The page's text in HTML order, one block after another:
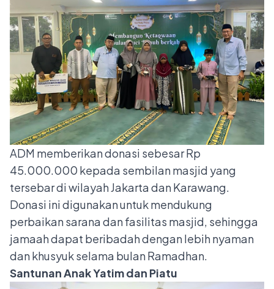
ADM memberikan donasi sebesar Rp
45.000.000 kepada sembilan masjid yang
tersebar di wilayah Jakarta dan Karawang.
Donasi ini digunakan untuk mendukung
perbaikan sarana dan fasilitas masjid, sehingga
jamaah dapat beribadah dengan lebih nyaman
dan khusyuk selama bulan Ramadhan.
Santunan Anak Yatim dan Piatu